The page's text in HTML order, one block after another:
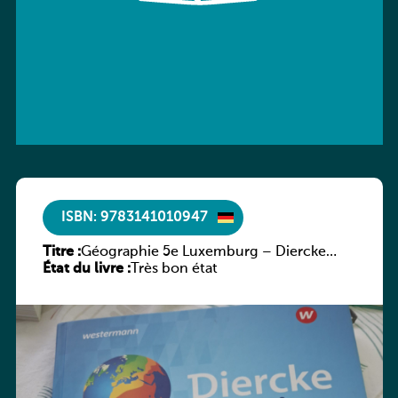
ISBN: 9783141010947
Titre :Géographie 5e Luxemburg – Diercke
Praxis
État du livre :Très bon état